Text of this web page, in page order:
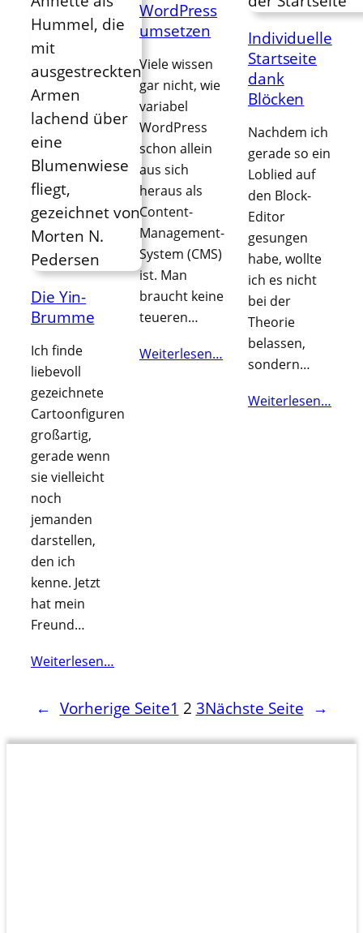
Die Yin-
Brumme
Ich finde
liebevoll
gezeichnete
Cartoonfiguren
großartig,
gerade wenn
sie vielleicht
noch
jemanden
darstellen,
den ich
kenne. Jetzt
hat mein
Freund…
Weiterlesen…
WordPress
umsetzen
Viele wissen
gar nicht, wie
variabel
WordPress
schon allein
aus sich
heraus als
Content-
Management-
System (CMS)
ist. Man
braucht keine
teueren…
Weiterlesen…
Individuelle
Startseite
dank
Blöcken
Nachdem ich
gerade so ein
Loblied auf
den Block-
Editor
gesungen
habe, wollte
ich es nicht
bei der
Theorie
belassen,
sondern…
Weiterlesen…
← Vorherige Seite1 2 3Nächste Seite →